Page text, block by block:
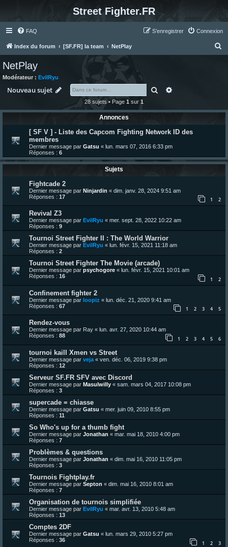
Street Fighter.FR
FAQ Connexion
S’enregistrer
Index du forum [SF.FR] la team NetPlay
r
NetPlay
Modérateur : EvilRyu
Nouveau sujet Rechercher
28 sujets • Page 1 sur 1
Annonces
[ SF V ] - Liste des Capcom Fighting Network ID des
membres
Dernier message par Gatsu « lun. mars 07, 2016 6:33 pm
Réponses : 6
Sujets
Fightcade 2
Dernier message par Ninjardin « dim. janv. 28, 2024 9:51 am
Réponses : 17 1 2
Revival Z3
Dernier message par EvilRyu « mer. sept. 28, 2022 10:22 am
Réponses : 9
Tournoi Street Fighter II : The World Warrior
Dernier message par EvilRyu « lun. févr. 15, 2021 11:18 am
Réponses : 2
Tournoi Street Fighter The Movie (arcade)
Dernier message par psychogore « lun. févr. 15, 2021 10:01 am
Réponses : 16 1 2
Confinement fighter 2
Dernier message par loopiz « lun. déc. 21, 2020 9:41 am
Réponses : 67 1 2 3 4 5
Rendez-vous
Dernier message par Ray « lun. avr. 27, 2020 10:44 am
Réponses : 88 1 2 3 4 5 6
tournoi kaill Xmen vs Street
Dernier message par veja « ven. déc. 06, 2019 9:38 pm
Réponses : 12
Serveur SF.FR SFV avec Discord
Dernier message par Masulwilly « sam. mars 04, 2017 10:08 pm
Réponses : 3
supercade = chiasse
Dernier message par Gatsu « mer. juin 09, 2010 8:55 pm
Réponses : 11
So Who's up for a thumb fight
Dernier message par Jonathan « mar. mai 18, 2010 4:00 pm
Réponses : 7
Problèmes & questions
Dernier message par Jonathan « dim. mai 16, 2010 11:05 pm
Réponses : 3
Tournois Fightplay.fr
Dernier message par Septon « dim. mai 16, 2010 8:01 am
Réponses : 7
Organisation de tournois simplifiée
Dernier message par EvilRyu « mar. avr. 13, 2010 5:48 am
Réponses : 13
Comptes 2DF
Dernier message par Gatsu « lun. mars 29, 2010 5:27 pm
Réponses : 36 1 2 3